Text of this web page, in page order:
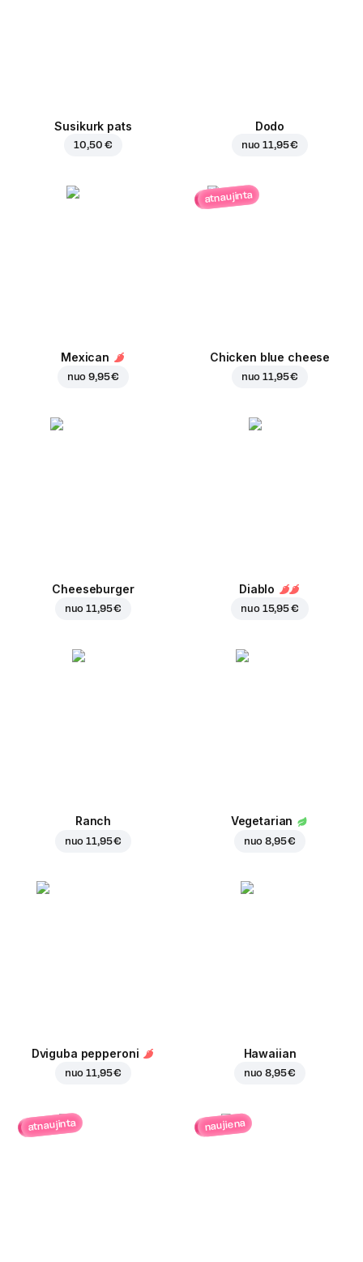
Susikurk pats
10,50 €
Dodo
nuo11,95 €
Mexican
nuo9,95 €
atnaujinta
Chicken blue cheese
nuo11,95 €
Cheeseburger
nuo11,95 €
Diablo
nuo 15,95 €
Ranch
nuo11,95 €
Vegetarian
nuo8,95 €
Dviguba pepperoni
nuo11,95 €
Hawaiian
nuo8,95 €
atnaujinta naujiena